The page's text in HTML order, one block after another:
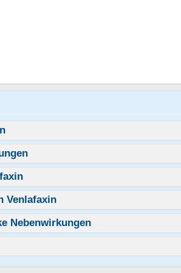
Venlafaxin
Nebenwirkungen